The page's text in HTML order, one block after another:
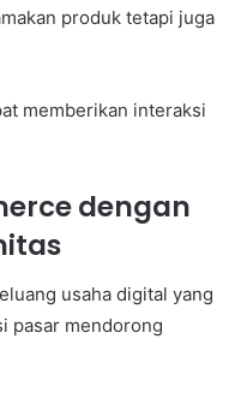
produk tetapi juga
memberikan interaksi
dengan
usaha digital yang
pasar mendorong